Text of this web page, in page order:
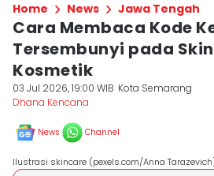
Home News Jawa Tengah
Cara Membaca Kode
Tersembunyi pada
Kosmetik
03 Jul 2026, 19:00 WIB Kota Semarang
Dhana Kencana
News Channel
Ilustrasi skincare (pexels.com/Anna